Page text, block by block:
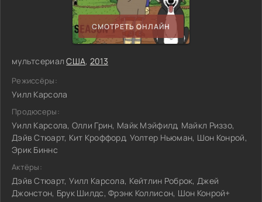
СМОТРЕТЬ ОНЛАЙН
мультсериалСША, 2013
Режиссёры:
Уилл Карсола
Продюсеры:
Уилл Карсола, Олли Грин, Майк Мэйфилд, Майкл Риззо,
Дэйв Стюарт, Кит Кроффорд, Уолтер Ньюман, Шон Конрой,
Эрик Биннс
Актёры:
Дэйв Стюарт, Уилл Карсола, Кейтлин Роброк, Джей
Джонстон, Брук Шилдс, Фрэнк Коллисон, Шон Конрой+